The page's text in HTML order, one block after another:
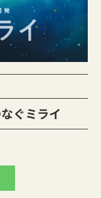
ぐミライ